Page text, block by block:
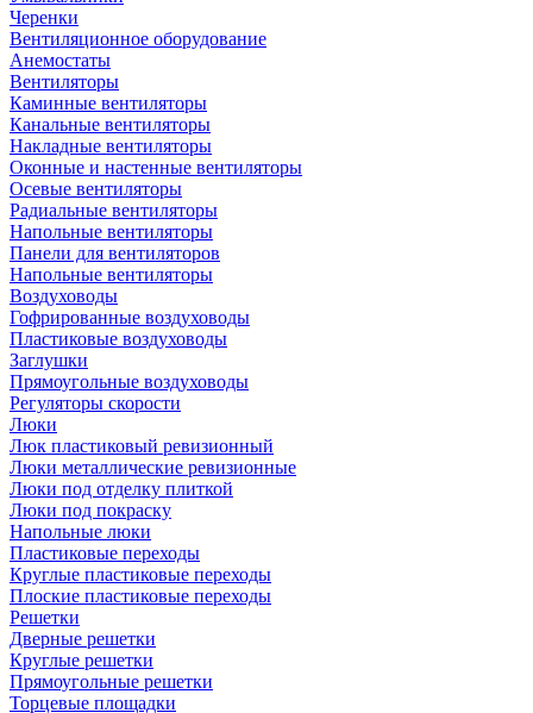
Черенки
Вентиляционное оборудование
Анемостаты
Вентиляторы
Каминные вентиляторы
Канальные вентиляторы
Накладные вентиляторы
Оконные и настенные вентиляторы
Осевые вентиляторы
Радиальные вентиляторы
Напольные вентиляторы
Панели для вентиляторов
Напольные вентиляторы
Воздуховоды
Гофрированные воздуховоды
Пластиковые воздуховоды
Заглушки
Прямоугольные воздуховоды
Регуляторы скорости
Люки
Люк пластиковый ревизионный
Люки металлические ревизионные
Люки под отделку плиткой
Люки под покраску
Напольные люки
Пластиковые переходы
Круглые пластиковые переходы
Плоские пластиковые переходы
Решетки
Дверные решетки
Круглые решетки
Прямоугольные решетки
Торцевые площадки